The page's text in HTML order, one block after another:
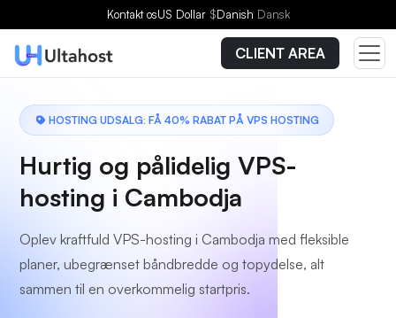
Kontakt osUS Dollar $Danish Dansk
CLIENT AREA
HOSTING UDSALG: FÅ 40% RABAT PÅ VPS HOSTING
Hurtig og pålidelig VPS-
hosting i Cambodja
Oplev kraftfuld VPS-hosting i Cambodja med fleksible
planer, ubegrænset båndbredde og topydelse, alt
sammen til en overkommelig startpris.